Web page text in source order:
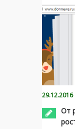
29.12.2016
От